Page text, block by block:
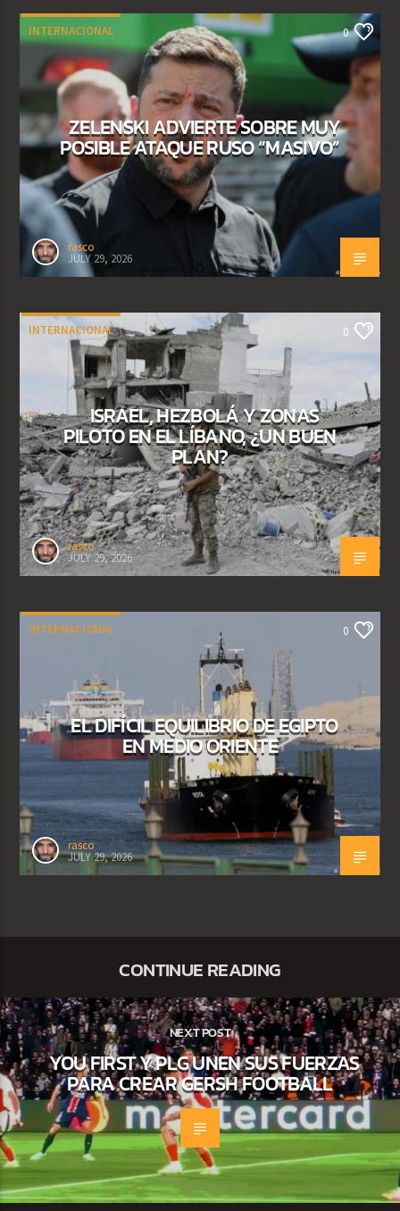
INTERNACIONAL 0
ZELENSKI ADVIERTE SOBRE MUY
POSIBLE ATAQUE RUSO “MASIVO”
rasco
JULY 29, 2026
INTERNACIONAL 0
ISRAEL, HEZBOLÁ Y ZONAS
PILOTO EN EL LÍBANO, ¿UN BUEN
PLAN?
rasco
JULY 29, 2026
INTERNACIONAL 0
EL DIFÍCIL EQUILIBRIO DE EGIPTO
EN MEDIO ORIENTE
rasco
JULY 29, 2026
CONTINUE READING
NEXT POST
YOU FIRST Y PLG UNEN SUS FUERZAS
PARA CREAR GERSH FOOTBALL